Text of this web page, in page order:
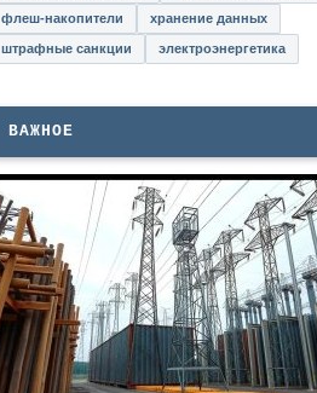
флеш-накопители хранение данных
штрафные санкции электроэнергетика
ВАЖНОЕ